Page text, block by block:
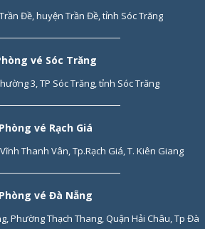
Đề, huyện Trần Đề, tỉnh Sóc Trăng
vé Sóc Trăng
3, TP Sóc Trăng, tỉnh Sóc Trăng
Phòng vé Rạch Giá
Thanh Vân, Tp.Rạch Giá, T. Kiên Giang
Phòng vé Đà Nẵng
Phường Thạch Thang, Quận Hải Châu, Tp Đà